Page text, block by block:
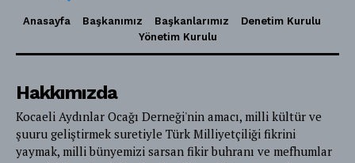
Anasayfa Başkanımız Başkanlarımız
Denetim Kurulu
Yönetim Kurulu
Hakkımızda
Kocaeli Aydınlar Ocağı Derneği'nin amacı, milli kültür ve
şuuru geliştirmek suretiyle Türk Milliyetçiliği fikrini
yaymak, milli bünyemizi sarsan fikir buhranı ve mefhumlar